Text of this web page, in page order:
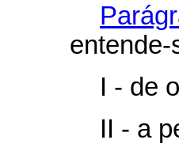
I - de
II - a